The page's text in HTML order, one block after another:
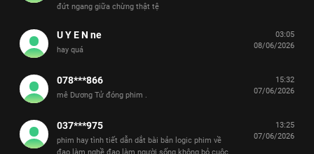
đứt ngang giữa chừng thật tệ
U Y E N ne
hay quá
03:05
08/06/2026
078***866
mê Dương Tử đóng phim .
15:32
07/06/2026
037***975
phim hay tình tiết dẫn dắt bài bản logic phim về
đạo làm nghề đạo làm người sống không bỏ cụôc
13:25
07/06/2026